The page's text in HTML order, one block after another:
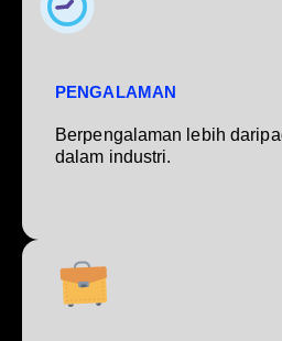
PENGALAMAN
Berpengalaman lebih
dalam industri.